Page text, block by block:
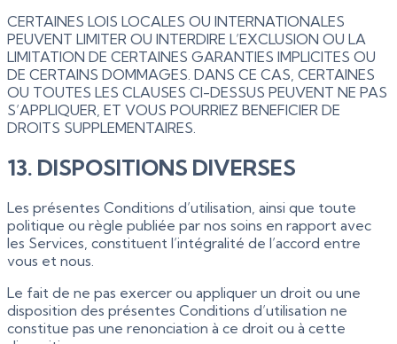
CERTAINES LOIS LOCALES OU INTERNATIONALES
PEUVENT LIMITER OU INTERDIRE L’EXCLUSION OU LA
LIMITATION DE CERTAINES GARANTIES IMPLICITES OU
DE CERTAINS DOMMAGES. DANS CE CAS, CERTAINES
OU TOUTES LES CLAUSES CI-DESSUS PEUVENT NE PAS
S’APPLIQUER, ET VOUS POURRIEZ BENEFICIER DE
DROITS SUPPLEMENTAIRES.
13. DISPOSITIONS DIVERSES
Les présentes Conditions d’utilisation, ainsi que toute
politique ou règle publiée par nos soins en rapport avec
les Services, constituent l’intégralité de l’accord entre
vous et nous.
Le fait de ne pas exercer ou appliquer un droit ou une
disposition des présentes Conditions d’utilisation ne
constitue pas une renonciation à ce droit ou à cette